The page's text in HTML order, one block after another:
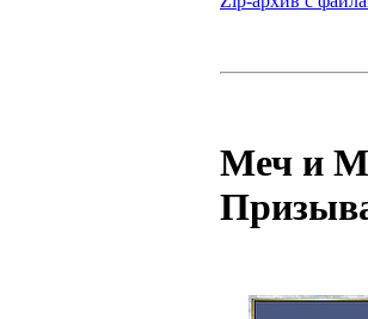
Меч и